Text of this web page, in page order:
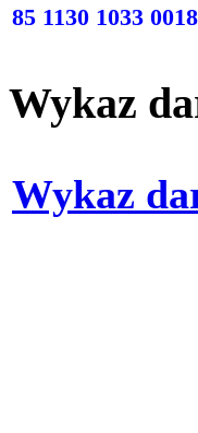
85 1130 1033
Wykaz
Wykaz